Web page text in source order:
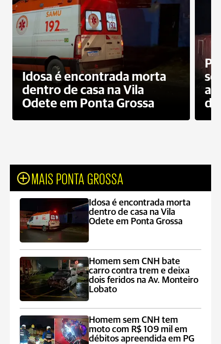
Idosa é encontrada morta
dentro de casa na Vila
Odete em Ponta Grossa
do
MAIS PONTA GROSSA
Idosa é encontrada morta
dentro de casa na Vila
Odete em Ponta Grossa
Homem sem CNH bate
carro contra trem e deixa
dois feridos na Av. Monteiro
Lobato
Homem sem CNH tem
moto com R$ 109 mil em
débitos apreendida em PG